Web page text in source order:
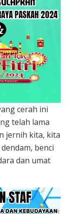
cerah ini
telah lama
jernih kita, kita
benci
dan umat